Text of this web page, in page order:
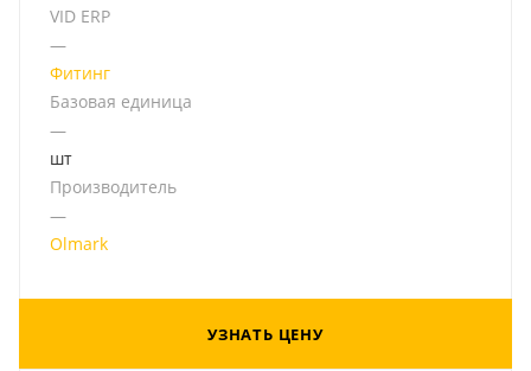
VID ERP
—
Фитинг
Базовая единица
—
шт
Производитель
—
Olmark
УЗНАТЬ ЦЕНУ